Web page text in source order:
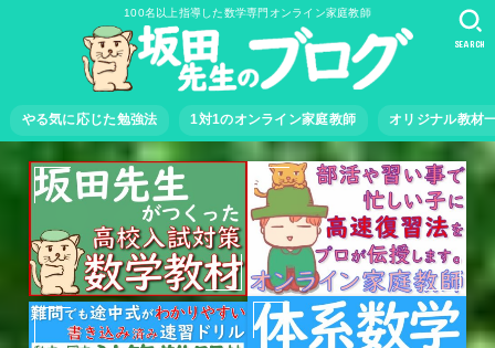
100名以上指導した数学専門オンライン家庭教師
やる気に応じた勉強法 1対1のオンライン家庭教師 オリジナル教材
SEARCH